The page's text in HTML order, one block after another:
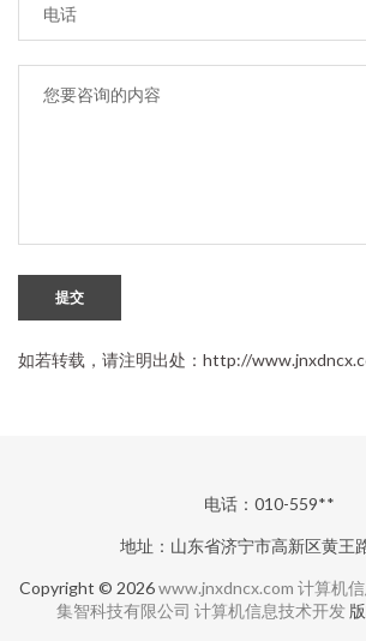
提交
如若转载，请注明出处：http://
电话：010-559**
地址：山东省济宁市高新区黄王
Copyright © 2026www.jnxdncx.com 计算机
集智科技有限公司 计算机信息技术开发